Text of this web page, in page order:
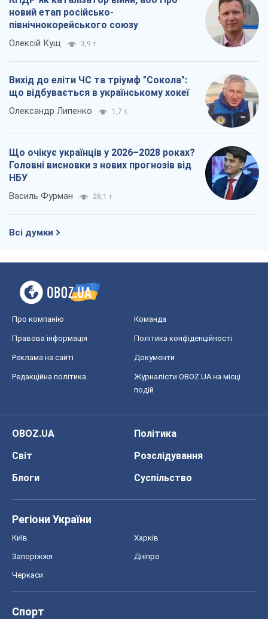
новий етап російсько-
північнокорейського союзу
Олексій Кущ 3,9 т.
Вихід до еліти ЧС та тріумф "Сокола":
що відбувається в українському хокеї
Олександр Липенко 1,7 т.
Що очікує українців у 2026–2028 роках?
Головні висновки з нових прогнозів від
НБУ
Василь Фурман 28,1 т.
Всі думки
Про компанію Команда
Правова інформація Політика конфіденційності
Реклама на сайті Документи
Редакційна політика
Журналісти OBOZ.UA на місці
подій
OBOZ.UA
Політика
Світ
Розслідування
Блоги
Суспільство
Регіони України
Київ Харків
Запоріжжя Дніпро
Черкаси
Спорт